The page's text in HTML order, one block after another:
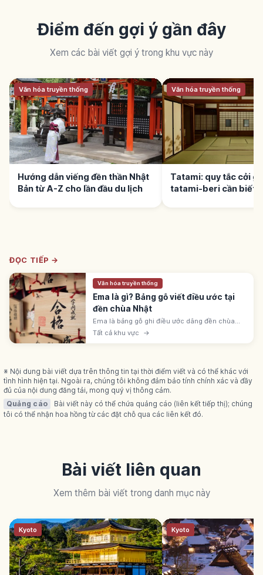
Điểm đến gợi ý gần đây
Xem các bài viết gợi ý trong khu vực này
Văn hóa truyền thống
Hướng dẫn viếng đền thần Nhật
Bản từ A-Z cho lần đầu du lịch
Văn hóa truyền thống
Tatami: quy tắc cởi
tatami-beri cần biết
ĐỌC TIẾP →
Văn hóa truyền thống
Ema là gì? Bảng gỗ viết điều ước tại
đền chùa Nhật
Ema là bảng gỗ ghi điều ước dâng đền chùa
Nhật. Gốc tục dâng shinme thật, chuyển sang
tượng gỗ rồi bảng gỗ. Hatsuhoryō 500-1.500
Tất cả khu vực →
※ Nội dung bài viết dựa trên thông tin tại thời điểm viết và có thể khác với
tình hình hiện tại. Ngoài ra, chúng tôi không đảm bảo tính chính xác và đầy
đủ của nội dung đăng tải, mong quý vị thông cảm.
Quảng cáo
Bài viết này có thể chứa quảng cáo (liên kết tiếp thị); chúng
tôi có thể nhận hoa hồng từ các đặt chỗ qua các liên kết đó.
Bài viết liên quan
Xem thêm bài viết trong danh mục này
Kyoto Kyoto